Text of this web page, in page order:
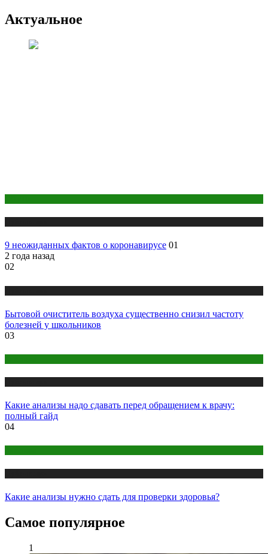
Актуальное
9 неожиданных фактов о коронавирусе 01
2 года назад
02
Бытовой очиститель воздуха существенно снизил частоту
болезней у школьников
03
Какие анализы надо сдавать перед обращением к врачу:
полный гайд
04
Какие анализы нужно сдать для проверки здоровья?
Самое популярное
1